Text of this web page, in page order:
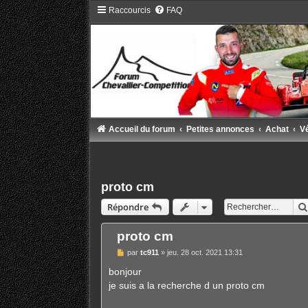
Raccourcis FAQ
Accueil du forum Petites annonces Achat
proto cm
Répondre
proto cm
M
s
s
a
partc911 »jeu. 28 oct. 2021 13:31
bonjour
je suis a la recherche d un proto cm